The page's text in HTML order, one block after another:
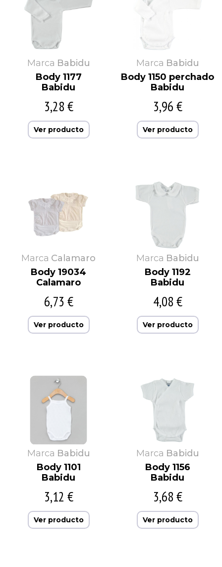
Marca Babidu
Body 1177
Babidu
3,28 €
Ver producto
Marca Babidu
Body 1150 perchado
Babidu
3,96 €
Ver producto
Marca Calamaro
Body 19034
Calamaro
6,73 €
Ver producto
Marca Babidu
Body 1192
Babidu
4,08 €
Ver producto
Marca Babidu
Body 1101
Babidu
3,12 €
Ver producto
Marca Babidu
Body 1156
Babidu
3,68 €
Ver producto